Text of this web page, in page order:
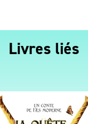
Livres liés